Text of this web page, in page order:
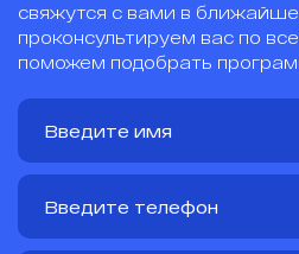
свяжутся с вами в
проконсультируем вас по
поможем подобрать